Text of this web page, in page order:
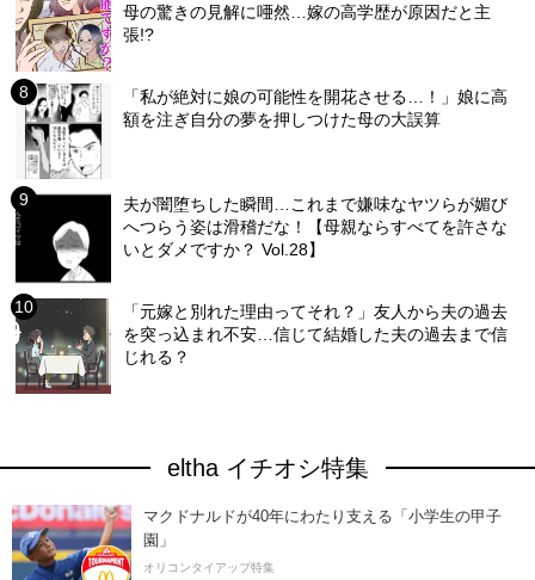
母の驚きの見解に唖然…嫁の高学歴が原因だと主
張!?
「私が絶対に娘の可能性を開花させる…！」娘に高
額を注ぎ自分の夢を押しつけた母の大誤算
夫が闇堕ちした瞬間…これまで嫌味なヤツらが媚び
へつらう姿は滑稽だな！【母親ならすべてを許さな
いとダメですか？ Vol.28】
「元嫁と別れた理由ってそれ？」友人から夫の過去
を突っ込まれ不安…信じて結婚した夫の過去まで信
じれる？
eltha イチオシ特集
マクドナルドが40年にわたり支える「小学生の甲子
園」
オリコンタイアップ特集